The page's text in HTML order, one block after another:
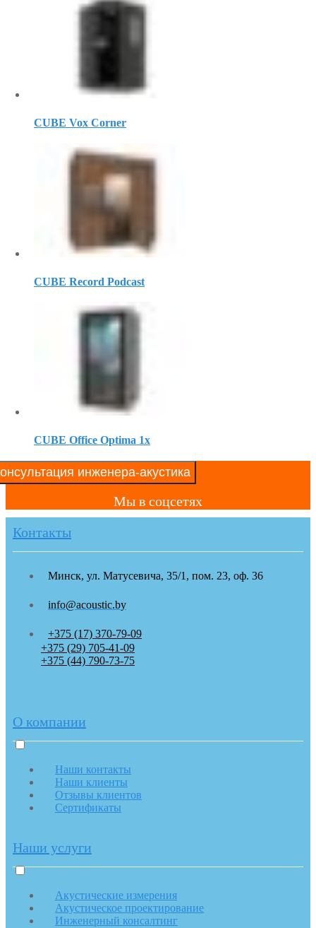
CUBE Vox Corner
CUBE Record Podcast
CUBE Office Optima 1x
инженера-акустика
Мы в соцсетях
Контакты
Минск, ул. Матусевича, 35/1, пом. 23, оф. 36
info@acoustic.by
+375 (17) 370-79-09
+375 (29) 705-41-09
+375 (44) 790-73-75
О компании
Наши контакты
Наши клиенты
Отзывы клиентов
Сертификаты
Наши услуги
Акустические измерения
Акустическое проектирование
Инженерный консалтинг